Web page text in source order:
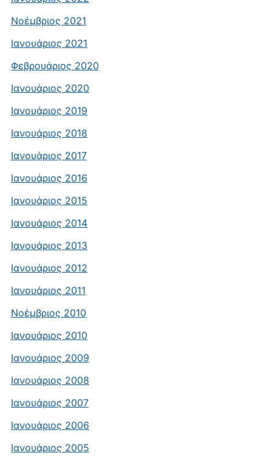
Νοέμβριος 2021
Ιανουάριος 2021
Φεβρουάριος 2020
Ιανουάριος 2020
Ιανουάριος 2019
Ιανουάριος 2018
Ιανουάριος 2017
Ιανουάριος 2016
Ιανουάριος 2015
Ιανουάριος 2014
Ιανουάριος 2013
Ιανουάριος 2012
Ιανουάριος 2011
Νοέμβριος 2010
Ιανουάριος 2010
Ιανουάριος 2009
Ιανουάριος 2008
Ιανουάριος 2007
Ιανουάριος 2006
Ιανουάριος 2005